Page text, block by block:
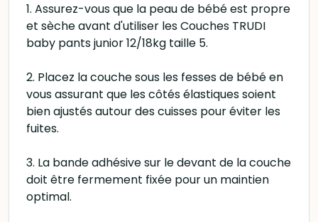
1. Assurez-vous que la peau de bébé est propre
et sèche avant d'utiliser les Couches TRUDI
baby pants junior 12/18kg taille 5.
2. Placez la couche sous les fesses de bébé en
vous assurant que les côtés élastiques soient
bien ajustés autour des cuisses pour éviter les
fuites.
3. La bande adhésive sur le devant de la couche
doit être fermement fixée pour un maintien
optimal.